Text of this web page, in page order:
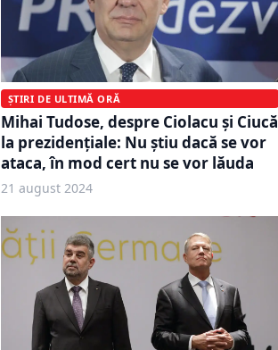
ȘTIRI DE ULTIMĂ ORĂ
Mihai Tudose, despre Ciolacu și Ciucă
la prezidențiale: Nu ştiu dacă se vor
ataca, în mod cert nu se vor lăuda
21 august 2024